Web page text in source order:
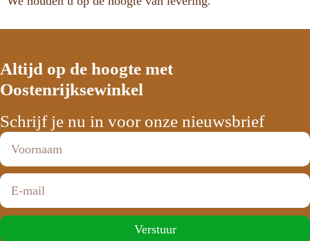
Altijd op de hoogte met
Oostenrijksewinkel
Schrijf je nu in voor onze nieuwsbrief
Verstuur